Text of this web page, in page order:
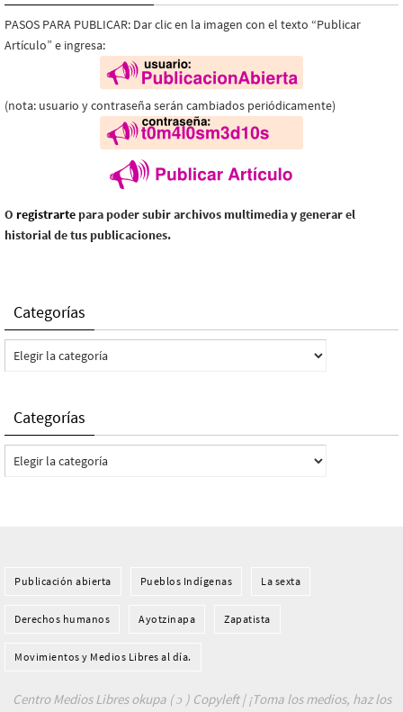
PASOS PARA PUBLICAR: Dar clic en la imagen con el texto “Publicar
Artículo” e ingresa:
(nota: usuario y contraseña serán cambiados periódicamente)
O registrarte para poder subir archivos multimedia y generar el
historial de tus publicaciones.
Categorías
Categorías
Categorías
Categorías
Publicación abierta Pueblos Indí­genas La sexta
Derechos humanos Ayotzinapa Zapatista
Movimientos y Medios Libres al día.
Centro Medios Libres okupa ( ɔ ) Copyleft | ¡Toma los medios, haz los